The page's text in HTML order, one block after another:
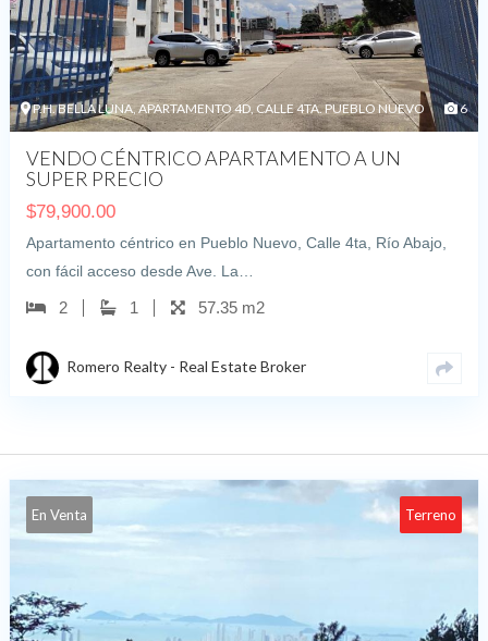
P.H. BELLA LUNA, APARTAMENTO 4D, CALLE 4TA. PUEBLO NUEVO 6
VENDO CÉNTRICO APARTAMENTO A UN
SUPER PRECIO
$79,900.00
Apartamento céntrico en Pueblo Nuevo, Calle 4ta, Río Abajo,
con fácil acceso desde Ave. La…
2 1 57.35 m2
Romero Realty - Real Estate Broker
En Venta Terreno